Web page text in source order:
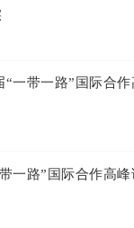
“一带一路”国际合
一路”国际合作高